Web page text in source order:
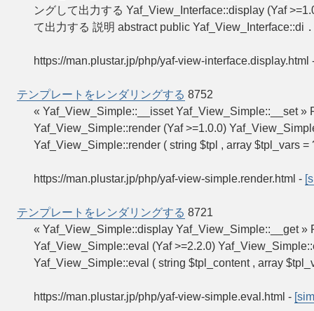
ングして出力する Yaf_View_Interface::display (Yaf
て出力する 説明 abstract public Yaf_View_Interface::di
https://man.plustar.jp/php/yaf-view-interface.display.html
テンプレートをレンダリングする 8752
« Yaf_View_Simple::__isset Yaf_View_Simple::__set
Yaf_View_Simple::render (Yaf >=1.0.0)
Yaf_View_Simple::render ( string $tpl , array $tpl_vars =
https://man.plustar.jp/php/yaf-view-simple.render.html -
テンプレートをレンダリングする 8721
« Yaf_View_Simple::display Yaf_View_Simple::__get
Yaf_View_Simple::eval (Yaf >=2.2.0)
Yaf_View_Simple::eval ( string $tpl_content , array
https://man.plustar.jp/php/yaf-view-simple.eval.html -